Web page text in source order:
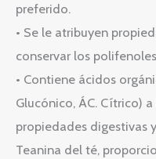
preferido.
• Se le atribuyen
conservar los
• Contiene ácidos
Glucónico, ÁC. Cítrico)
propiedades digestivas
Teanina del té,